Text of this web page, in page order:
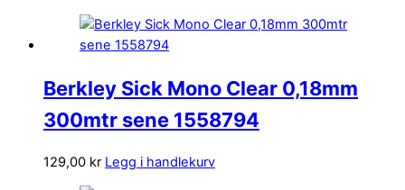
Berkley Sick Mono Clear 0,18mm
300mtr sene 1558794
129,00 kr Legg i handlekurv